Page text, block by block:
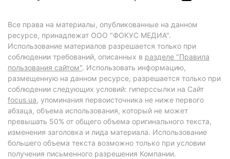
Все права на материалы, опубликованные на данном
ресурсе, принадлежат ООО "ФОКУС МЕДИА".
Использование материалов разрешается только при
соблюдении требований, описанных в разделе "Правила
пользования сайтом". Использовать информацию,
размещенную на данном ресурсе, разрешается только при
соблюдении следующих условий: гиперссылки на Сайт
focus.ua, упоминания первоисточника не ниже первого
абзаца, объема использования, который не может
превышать 50% от общего объема оригинального текста,
изменения заголовка и лида материала. Использование
большего объема текста возможно только при условии
получения письменного разрешения Компании.